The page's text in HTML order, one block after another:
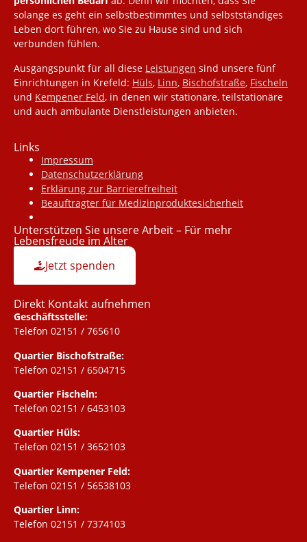
solange es geht ein selbstbestimmtes und selbstständiges
Leben dort führen, wo Sie zu Hause sind und sich
verbunden fühlen.
Ausgangspunkt für all diese Leistungen sind unsere fünf
Einrichtungen in Krefeld: Hüls, Linn, Bischofstraße, Fischeln
und Kempener Feld, in denen wir stationäre, teilstationäre
und auch ambulante Dienstleistungen anbieten.
Links
Impressum
Datenschutzerklärung
Erklärung zur Barrierefreiheit
Beauftragter für Medizinproduktesicherheit
Unterstützen Sie unsere Arbeit – Für mehr
Lebensfreude im Alter
Jetzt spenden
Direkt Kontakt aufnehmen
Geschäftsstelle:
Telefon 02151 / 765610
Quartier Bischofstraße:
Telefon 02151 / 6504715
Quartier Fischeln:
Telefon 02151 / 6453103
Quartier Hüls:
Telefon 02151 / 3652103
Quartier Kempener Feld:
Telefon 02151 / 56538103
Quartier Linn:
Telefon 02151 / 7374103